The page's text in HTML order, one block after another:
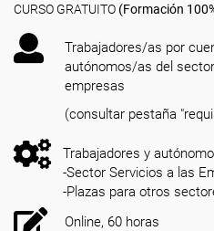
CURSO GRATUITO (Formación
Trabajadores/as por
autónomos/as del
empresas
(consultar pestaña
Trabajadores y
-Sector Servicios a las
-Plazas para otros
Online, 60 horas